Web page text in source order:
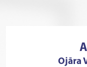
Ojāra